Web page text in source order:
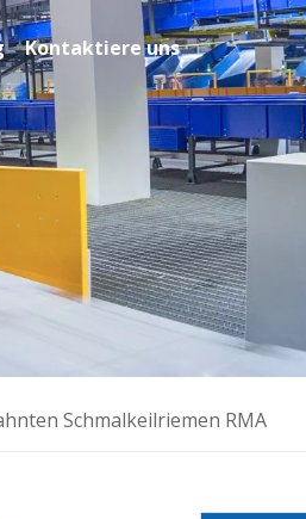
Kontaktiere uns
Schmalkeilriemen RMA